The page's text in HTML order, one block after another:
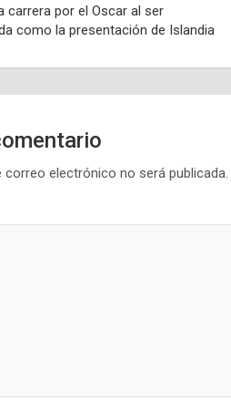
carrera por el Oscar al ser
como la presentación de Islandia
correo electrónico no será publicada.